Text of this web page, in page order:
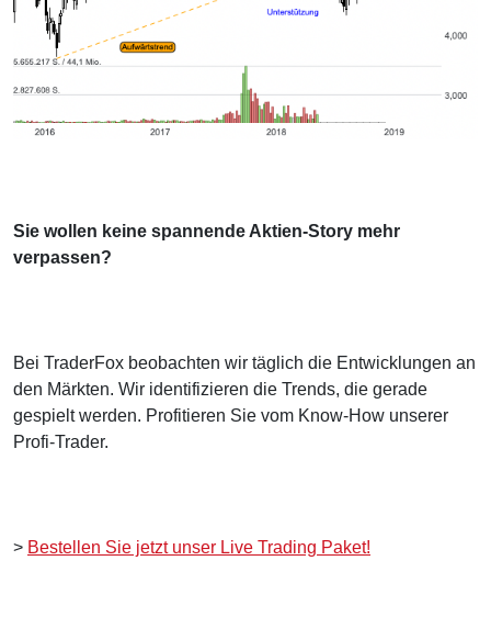
Sie wollen keine spannende Aktien-Story mehr
verpassen?
Bei TraderFox beobachten wir täglich die Entwicklungen an
den Märkten. Wir identifizieren die Trends, die gerade
gespielt werden. Profitieren Sie vom Know-How unserer
Profi-Trader.
> Bestellen Sie jetzt unser Live Trading Paket!